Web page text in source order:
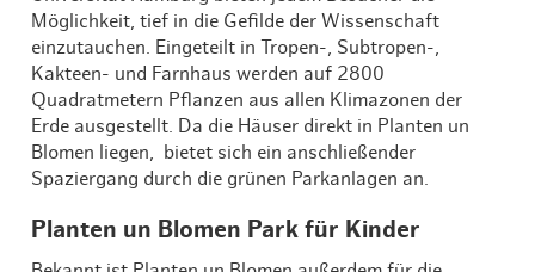
Möglichkeit, tief in die Gefilde der Wissenschaft
einzutauchen. Eingeteilt in Tropen-, Subtropen-,
Kakteen- und Farnhaus werden auf 2800
Quadratmetern Pflanzen aus allen Klimazonen der
Erde ausgestellt. Da die Häuser direkt in Planten un
Blomen liegen, bietet sich ein anschließender
Spaziergang durch die grünen Parkanlagen an.
Planten un Blomen Park für Kinder